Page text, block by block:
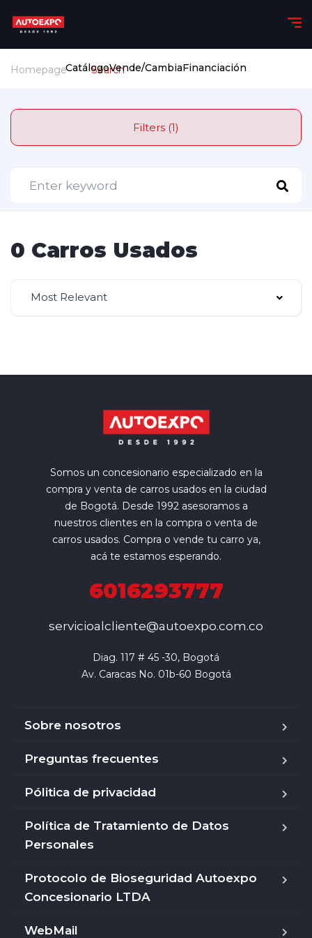
CatálogoVende/CambiaFinanciación
Homepage Search
Filters (1)
0 Carros Usados
Most Relevant
Somos un concesionario especializado en la
compra y venta de carros usados en la ciudad
de Bogotá. Desde 1992 asesoramos a
nuestros clientes en la compra o venta de
carros usados. Compra o vende tu carro ya,
acá te estamos esperando.
6016293777
servicioalcliente@autoexpo.com.co
Diag. 117 # 45 -30, Bogotá
Av. Caracas No. 01b-60 Bogotá
Sobre nosotros
Preguntas frecuentes
Pólitica de privacidad
Política de Tratamiento de Datos
Personales
Protocolo de Bioseguridad Autoexpo
Concesionario LTDA
WebMail